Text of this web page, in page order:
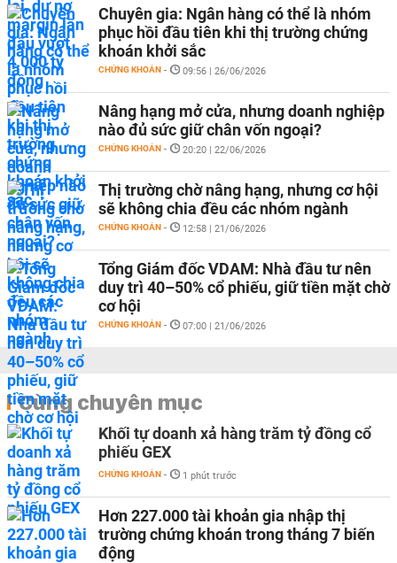
Chuyên gia: Ngân hàng có thể là nhóm
phục hồi đầu tiên khi thị trường chứng
khoán khởi sắc
CHỨNG KHOÁN - 09:56 | 26/06/2026
Nâng hạng mở cửa, nhưng doanh nghiệp
nào đủ sức giữ chân vốn ngoại?
CHỨNG KHOÁN - 20:20 | 22/06/2026
Thị trường chờ nâng hạng, nhưng cơ hội
sẽ không chia đều các nhóm ngành
CHỨNG KHOÁN - 12:58 | 21/06/2026
Tổng Giám đốc VDAM: Nhà đầu tư nên
duy trì 40–50% cổ phiếu, giữ tiền mặt chờ
cơ hội
CHỨNG KHOÁN - 07:00 | 21/06/2026
Cùng chuyên mục
Khối tự doanh xả hàng trăm tỷ đồng cổ
phiếu GEX
CHỨNG KHOÁN - 1 phút trước
Hơn 227.000 tài khoản gia nhập thị
trường chứng khoán trong tháng 7 biến
động